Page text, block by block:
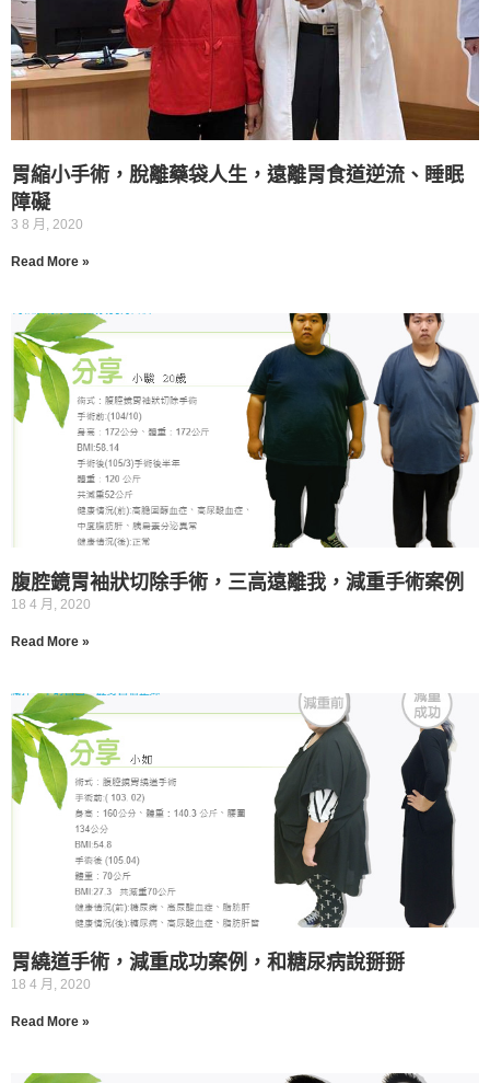
胃縮小手術，脫離藥袋人生，遠離胃食道逆流、睡眠
障礙
3 8 月, 2020
Read More »
腹腔鏡胃袖狀切除手術，三高遠離我，減重手術案例
18 4 月, 2020
Read More »
胃繞道手術，減重成功案例，和糖尿病說掰掰
18 4 月, 2020
Read More »